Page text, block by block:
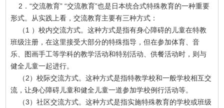
2．“交流教育” “交流教育”也是日本统合式特殊教育的一种重要
形式。从实践上看，交流教育主要有三种方式：
（1 ）校内交流方式。这种方式是指有身心障碍的儿童在特教
班级注册，在这里接受大部分的特殊指导，但在参加体育、音
乐、图画手工等学科的教学活动和特别活动、供餐活动时，则与
健全儿童一起进行。
（2）校际交流方式。这种方式是指特教学校和一般学校相互交
流，让身心障碍儿童和健全儿童一道参加学校例行活动等。
（3）社区交流方式。这种方式是指实施特殊教育的学校或班级